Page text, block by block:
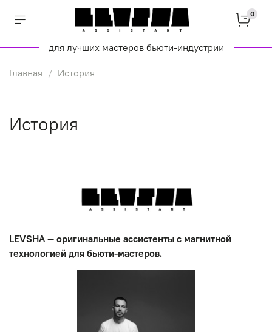
0
для лучших мастеров бьюти-индустрии
Главная История
История
LEVSHA — оригинальные ассистенты с магнитной
технологией для бьюти-мастеров.